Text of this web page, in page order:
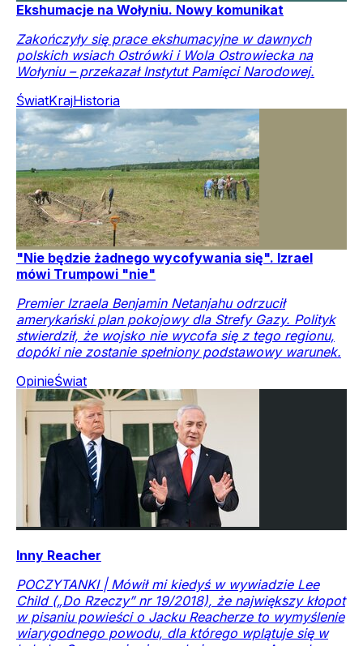
Ekshumacje na Wołyniu. Nowy komunikat
Zakończyły się prace ekshumacyjne w dawnych
polskich wsiach Ostrówki i Wola Ostrowiecka na
Wołyniu – przekazał Instytut Pamięci Narodowej.
ŚwiatKrajHistoria
"Nie będzie żadnego wycofywania się". Izrael
mówi Trumpowi "nie"
Premier Izraela Benjamin Netanjahu odrzucił
amerykański plan pokojowy dla Strefy Gazy. Polityk
stwierdził, że wojsko nie wycofa się z tego regionu,
dopóki nie zostanie spełniony podstawowy warunek.
OpinieŚwiat
Inny Reacher
POCZYTANKI | Mówił mi kiedyś w wywiadzie Lee
Child („Do Rzeczy” nr 19/2018), że największy kłopot
w pisaniu powieści o Jacku Reacherze to wymyślenie
wiarygodnego powodu, dla którego wplątuje się w